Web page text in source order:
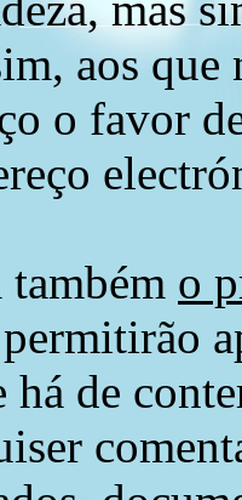
aos
o favor
também o
há de